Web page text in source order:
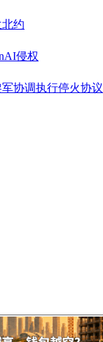
北约
侵权
协调执行停火协议